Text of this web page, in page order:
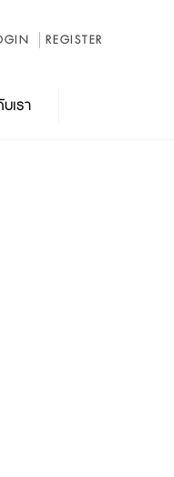
REGISTER
เรา